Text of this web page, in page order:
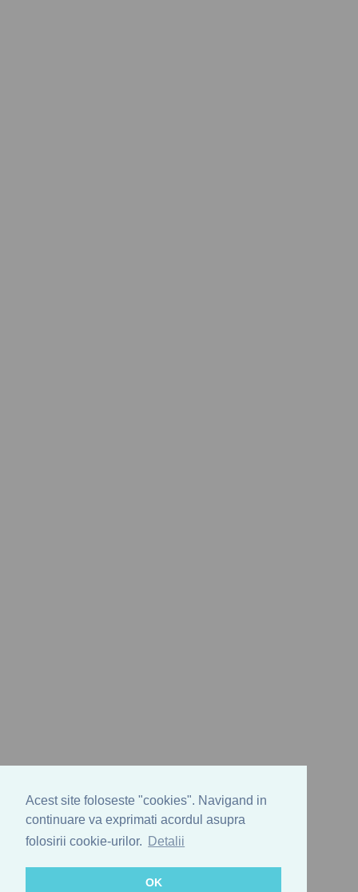
Acest site foloseste "cookies". Navigand in
continuare va exprimati acordul asupra
folosirii cookie-urilor.
Detalii
OK